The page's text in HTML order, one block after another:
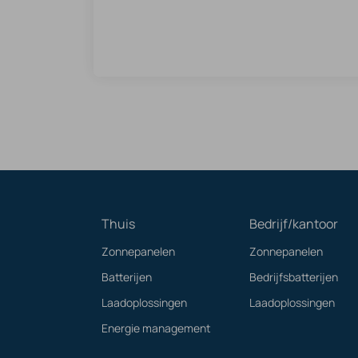
Thuis
Zonnepanelen
Batterijen
Laadoplossingen
Energie management
Bedrijf/kantoor
Zonnepanelen
Bedrijfsbatterijen
Laadoplossingen